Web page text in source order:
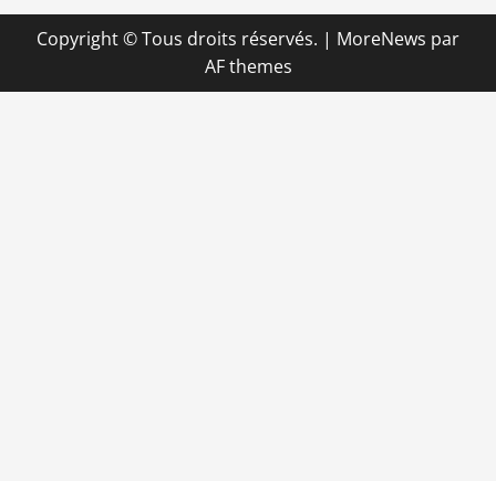
Copyright © Tous droits réservés. | MoreNews par
AF themes